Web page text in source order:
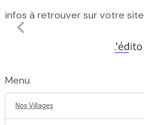
infos à retrouver sur votre site
Menu
Nos Villages